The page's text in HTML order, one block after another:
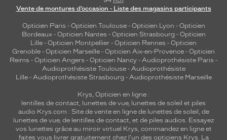
Vente de montures d’occasion - Liste des magasins participants
Opticien Paris - Opticien Toulouse- Opticien Lyon - Opticien
Bordeaux- Opticien Nantes - Opticien Strasbourg - Opticien
Lille - Opticien Montpellier - Opticien Rennes - Opticien
Grenoble - Opticien Marseille - Opticien Aix-en-Provence - Opticien
Reims - Opticien Angers - Opticien Nancy - Audioprothésiste Paris -
Audioprothésiste Toulouse- Audioprothésiste
Lille- Audioprothésiste Strasbourg - Audioprothésiste Marseille
Krys, Opticien en ligne :
lentilles de contact, lunettes de vue, lunettes de soleil et piles
audio Krys.com : Site de vente en ligne de lunettes de soleil, de
lunettes de vue, de lentilles de contact, et de piles audios. Essayez
vos lunettes grâce au miroir virtuel Krys, commandez en ligne et
faites vous livrer gratuitement chez l'un des opticiens Krys. La